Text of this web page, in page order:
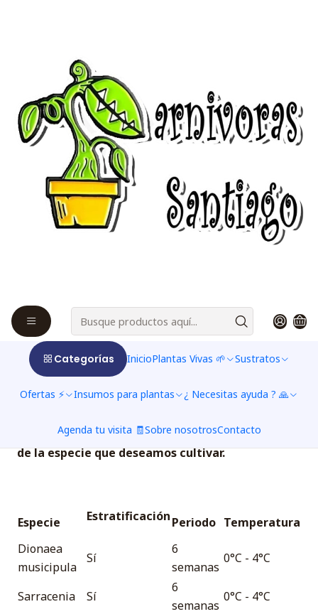
Categorías InicioPlantas Vivas 🌱 Sustratos
Ofertas ⚡ Insumos para plantas ¿ Necesitas ayuda ? 🙏
Agenda tu visita 🧾Sobre nosotrosContacto
¿Qué es la estratificación
y para qué se ocupa?
Hay muchas semillas que debido a su origen
necesitan pasar frío para poder germinar. Ello lo
hacen de manera natural en su hábitat, ya que los
inviernos son duros con nevadas, y con la llegada de
no siempre se puede aprovechar la ayuda del frío
para favorecer la germinación, y es por ello que se
debe de recurrir a lo que se conoce como
estratificación artificial.
Generalmente la estratificacion se ocupa para
obtener un gran numero de plantines o plantulas
de la especie que deseamos cultivar.
Especie EstratificaciónPeriodo Temperatura
Dionaea
musicipula
Sí
6
semanas
0°C - 4°C
Sarracenia Sí
6
semanas
0°C - 4°C